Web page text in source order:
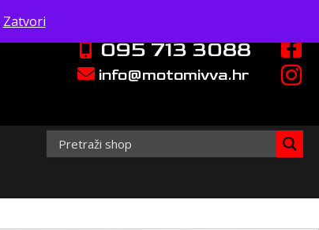
095 713 3088
info@motomivva.hr
Zatvori